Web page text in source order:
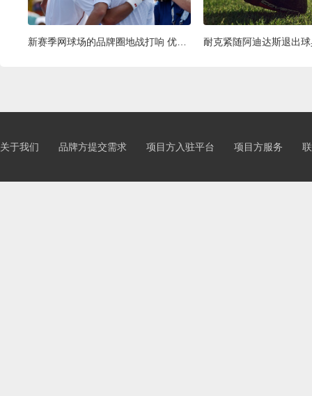
关于我们 品牌方提交需求 项目方入驻平台 项目方服务